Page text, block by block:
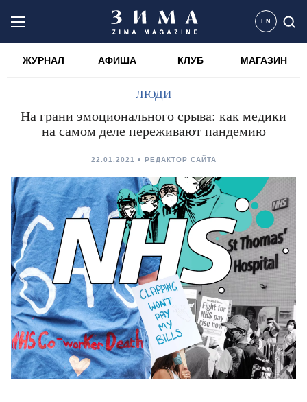
EN
ЖУРНАЛ АФИША КЛУБ МАГАЗИН
ЛЮДИ
На грани эмоционального срыва: как медики
на самом деле переживают пандемию
22.01.2021 РЕДАКТОР САЙТА